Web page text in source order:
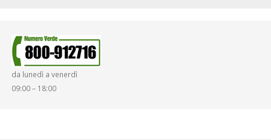
SMARRIMENTO OGGETTI
da lunedì a venerdì
09:00 – 18:00